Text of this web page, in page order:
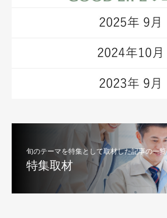
旬のテーマを特集として取材した記事の一覧
特集取材